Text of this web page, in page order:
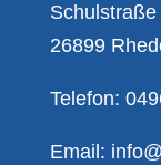
Schulstraße
26899
Telefon:
Email: